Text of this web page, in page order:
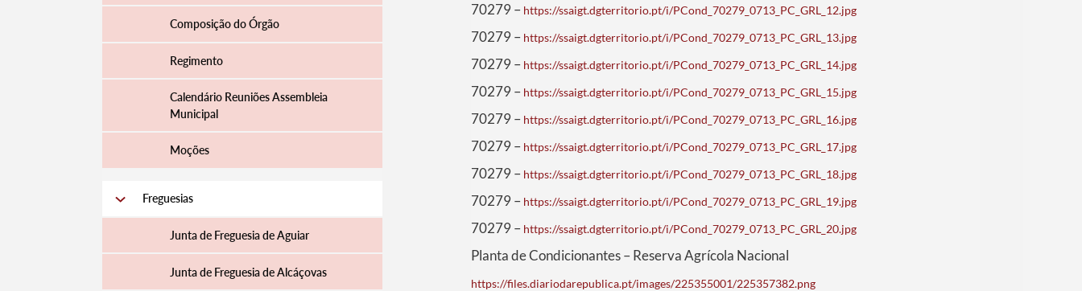
Composição do Órgão
Regimento
Calendário Reuniões Assembleia
Municipal
Moções
Freguesias
Junta de Freguesia de Aguiar
Junta de Freguesia de Alcáçovas
70279 – https://ssaigt.dgterritorio.pt/i/PCond_70279_0713_PC_GRL_12.jpg
70279 – https://ssaigt.dgterritorio.pt/i/PCond_70279_0713_PC_GRL_13.jpg
70279 – https://ssaigt.dgterritorio.pt/i/PCond_70279_0713_PC_GRL_14.jpg
70279 – https://ssaigt.dgterritorio.pt/i/PCond_70279_0713_PC_GRL_15.jpg
70279 – https://ssaigt.dgterritorio.pt/i/PCond_70279_0713_PC_GRL_16.jpg
70279 – https://ssaigt.dgterritorio.pt/i/PCond_70279_0713_PC_GRL_17.jpg
70279 – https://ssaigt.dgterritorio.pt/i/PCond_70279_0713_PC_GRL_18.jpg
70279 – https://ssaigt.dgterritorio.pt/i/PCond_70279_0713_PC_GRL_19.jpg
70279 – https://ssaigt.dgterritorio.pt/i/PCond_70279_0713_PC_GRL_20.jpg
Planta de Condicionantes – Reserva Agrícola Nacional
https://files.diariodarepublica.pt/images/225355001/225357382.png